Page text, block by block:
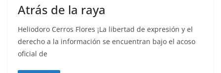
Atrás de la raya
Heliodoro Cerros Flores ¡La libertad de expresión y el
derecho a la información se encuentran bajo el acoso
oficial de